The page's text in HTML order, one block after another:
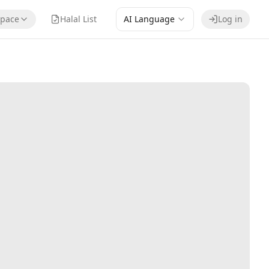
Halal List AI Language Log in